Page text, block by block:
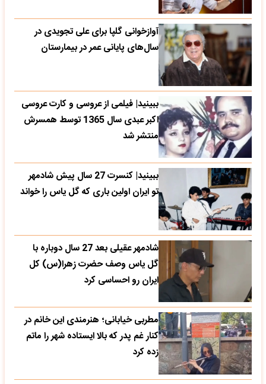
آوازخوانی گلپا برای علی تجویدی در
سال‌های پایانی عمر در بیمارستان
ببینید| فیلمی از عروسی و کارت عروسی
اکبر عبدی سال 1365 توسط همسرش
منتشر شد
ببینید| کنسرت 27 سال پیش شادمهر
تو ایران اولین باری که گل یاس را خواند
شادمهر عقیلی بعد 27 سال دوباره با
گل یاس وصف حضرت زهرا(س) کل
ایران رو احساسی کرد
مطربی خیابانی؛ هنرمندی این خانم در
کنار غم پدر که بالا ایستاده شهر را ماتم
زده کرد